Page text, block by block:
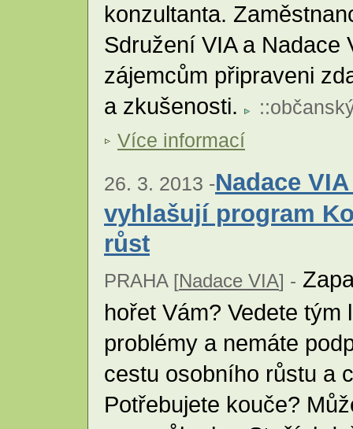
konzultanta.
Sdružení VIA a Nadace
zájemcům připraveni
a zkušenosti.
::
Více informací
26. 3. 2013 -Nadace
vyhlašují program
růst
PRAHA [Nadace VIA] -
hořet Vám? Vedete tým
problémy a nemáte
cestu osobního růstu a
Potřebujete kouče?